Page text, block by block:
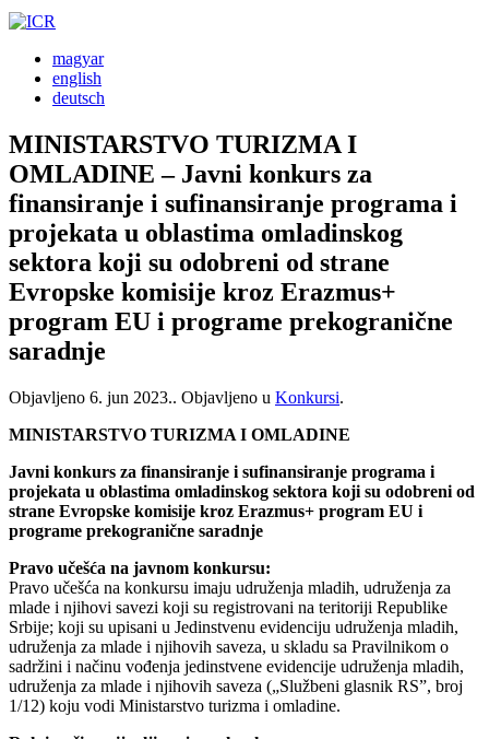
magyar
english
deutsch
MINISTARSTVO TURIZMA I
OMLADINE – Javni konkurs za
finansiranje i sufinansiranje programa i
projekata u oblastima omladinskog
sektora koji su odobreni od strane
Evropske komisije kroz Erazmus+
program EU i programe prekogranične
saradnje
Objavljeno 6. jun 2023.. Objavljeno u Konkursi.
MINISTARSTVO TURIZMA I OMLADINE
Javni konkurs za finansiranje i sufinansiranje programa i
projekata u oblastima omladinskog sektora koji su odobreni od
strane Evropske komisije kroz Erazmus+ program EU i
programe prekogranične saradnje
Pravo učešća na javnom konkursu:
Pravo učešća na konkursu imaju udruženja mladih, udruženja za
mlade i njihovi savezi koji su registrovani na teritoriji Republike
Srbije; koji su upisani u Jedinstvenu evidenciju udruženja mladih,
udruženja za mlade i njihovih saveza, u skladu sa Pravilnikom o
sadržini i načinu vođenja jedinstvene evidencije udruženja mladih,
udruženja za mlade i njihovih saveza („Službeni glasnik RS”, broj
1/12) koju vodi Ministarstvo turizma i omladine.